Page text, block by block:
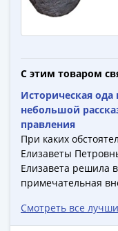
коллекции
РСФСР
РСФСР
СССР
(1921-
1958)
СССР
ГКЧП
(1961
С этим товаром
Историческая
небольшой
правления
При каких
Елизаветы
Елизавета решила
примечательная
Смотреть все